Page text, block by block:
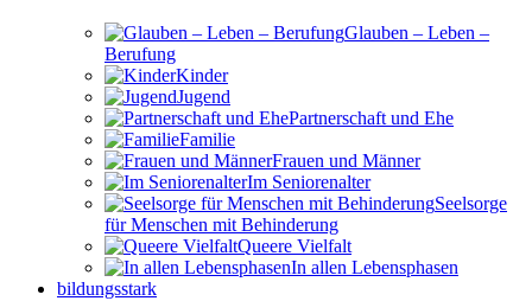
Glauben – Leben –
Berufung
Kinder
Jugend
Partnerschaft und Ehe
Familie
Frauen und Männer
Im Seniorenalter
Seelsorge
für Menschen mit Behinderung
Queere Vielfalt
In allen Lebensphasen
bildungsstark